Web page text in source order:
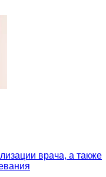
врача, а также